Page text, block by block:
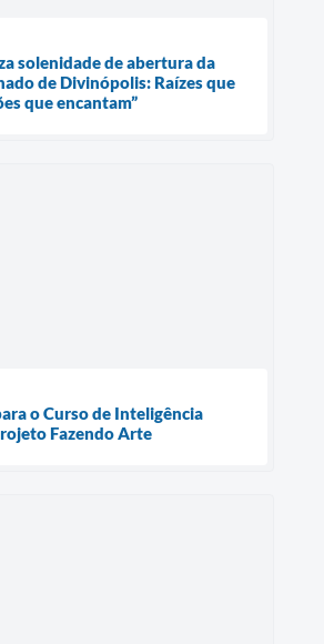
solenidade de abertura da
de Divinópolis: Raízes que
que encantam”
o Curso de Inteligência
Fazendo Arte